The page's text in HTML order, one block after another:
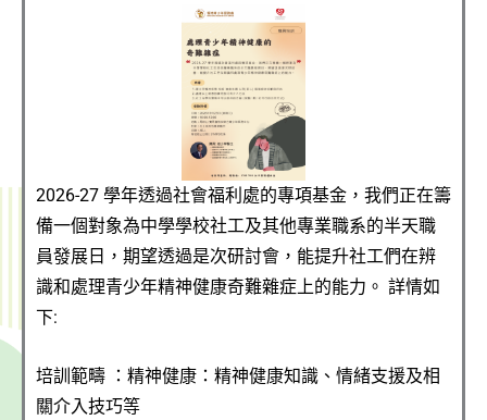
2026-27 學年透過社會福利處的專項基金，我們正在籌
備一個對象為中學學校社工及其他專業職系的半天職
員發展日，期望透過是次研討會，能提升社工們在辨
識和處理青少年精神健康奇難雜症上的能力。 詳情如
下:
培訓範疇 ：精神健康：精神健康知識、情緒支援及相
關介入技巧等